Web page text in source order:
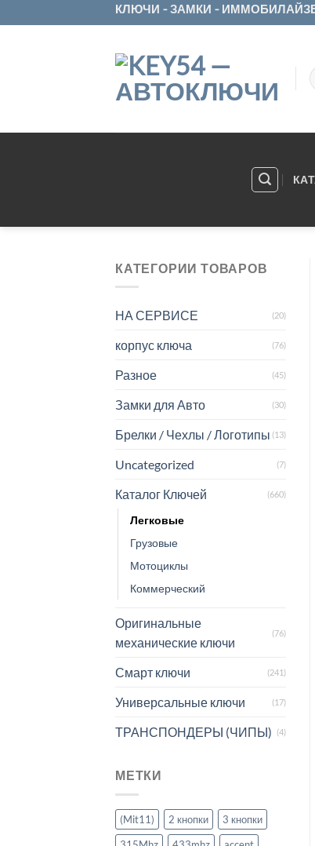
to
КЛЮЧИ - ЗАМКИ -
КАТЕГОРИИ ТОВАРОВ
НА СЕРВИСЕ (20)
корпус ключа (76)
Разное (45)
Замки для Авто (30)
Брелки / Чехлы / Логотипы (13)
Uncategorized (7)
Каталог Ключей (660)
Легковые
Грузовые
Мотоциклы
Коммерческий
Оригинальные
механические ключи
(76)
Смарт ключи (241)
Универсальные ключи (17)
ТРАНСПОНДЕРЫ (ЧИПЫ) (4)
МЕТКИ
(Mit11) 2 кнопки
3 кнопки